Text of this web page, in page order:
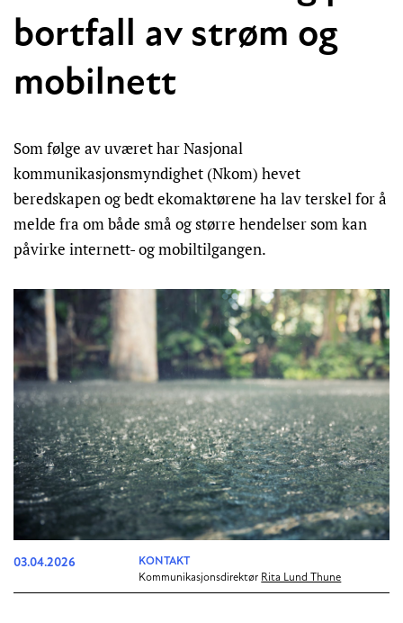
bortfall av strøm og
mobilnett
Som følge av uværet har Nasjonal
kommunikasjonsmyndighet (Nkom) hevet
beredskapen og bedt ekomaktørene ha lav terskel for å
melde fra om både små og større hendelser som kan
påvirke internett- og mobiltilgangen.
03.04.2026
KONTAKT
Kommunikasjonsdirektør Rita Lund Thune